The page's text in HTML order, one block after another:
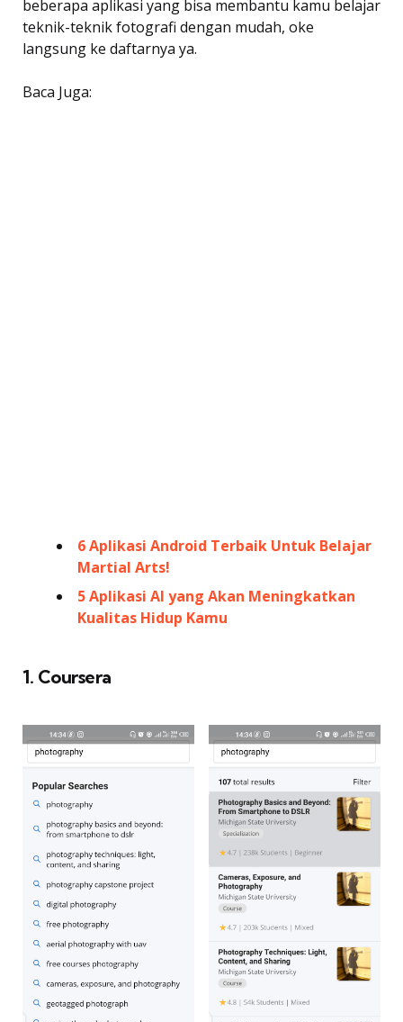
beberapa aplikasi yang bisa membantu kamu belajar
teknik-teknik fotografi dengan mudah, oke
langsung ke daftarnya ya.
Baca Juga:
6 Aplikasi Android Terbaik Untuk Belajar
Martial Arts!
5 Aplikasi AI yang Akan Meningkatkan
Kualitas Hidup Kamu
1. Coursera